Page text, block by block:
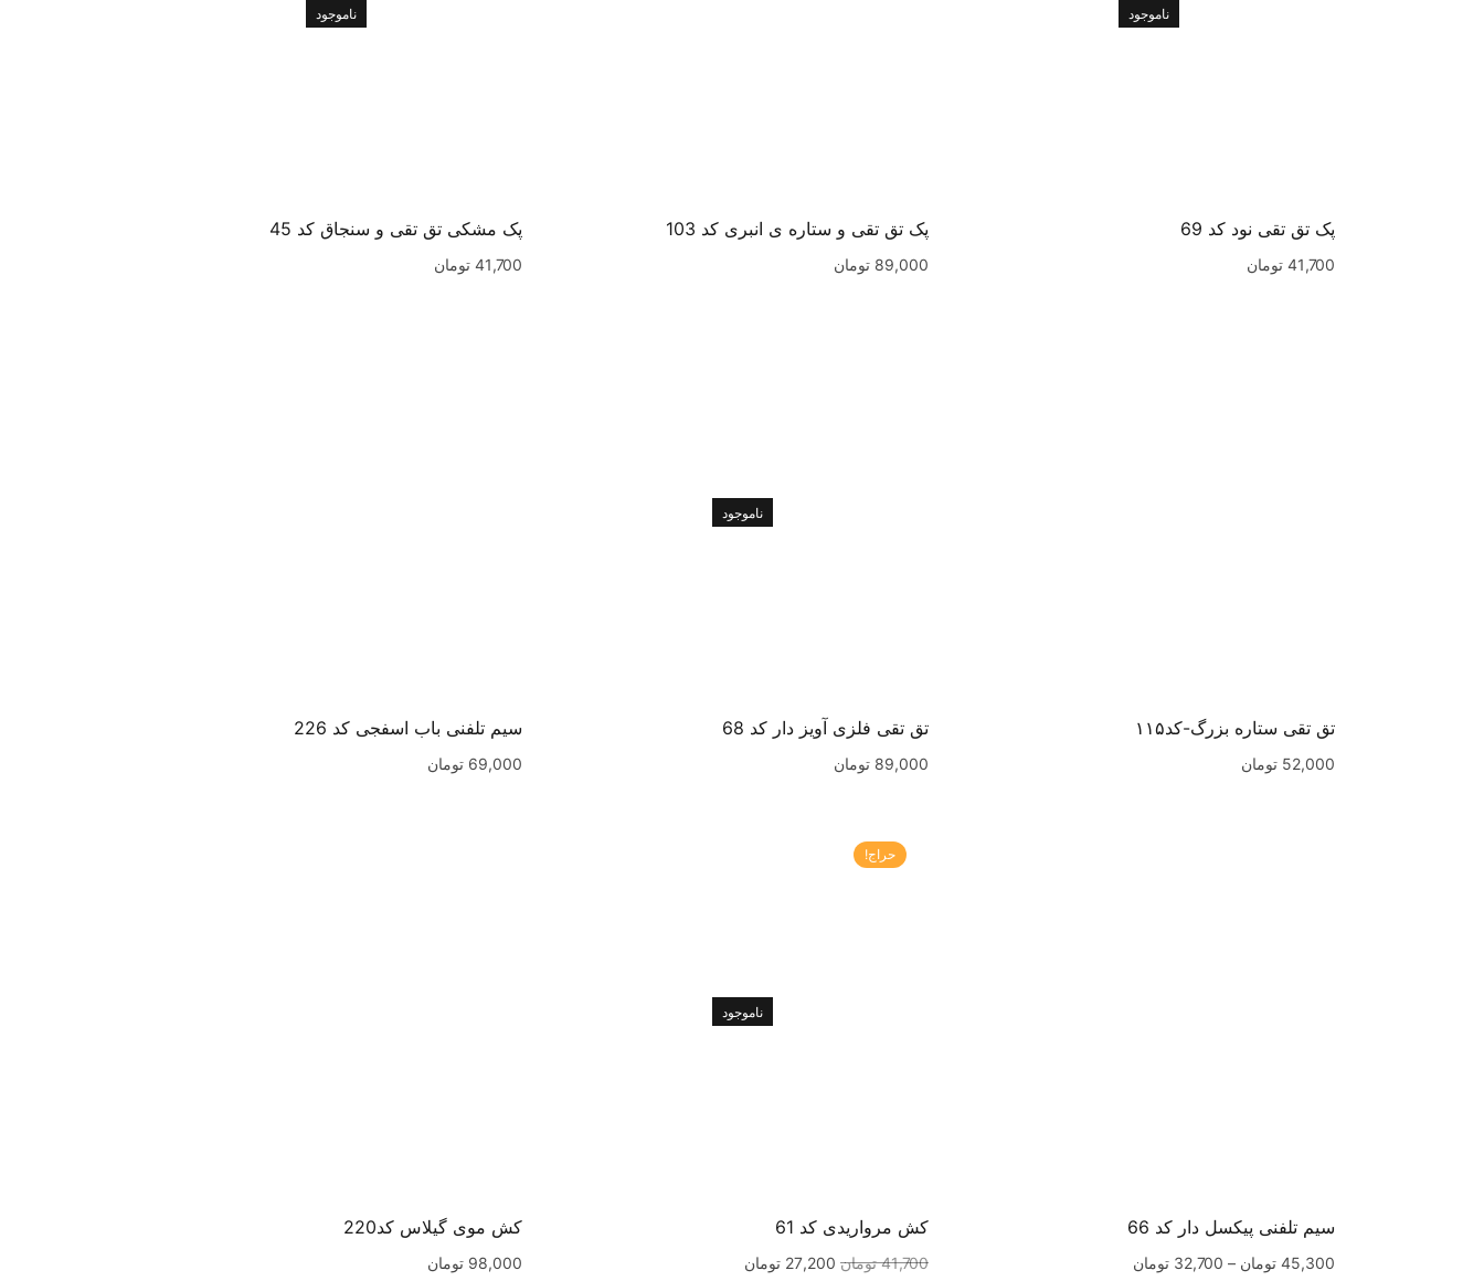
ناموجود
پک تق تقی نود کد 69
41,700 تومان
پک تق تقی و ستاره ی انبری کد 103
89,000 تومان
ناموجود
پک مشکی تق تقی و سنجاق کد 45
41,700 تومان
تق تقی ستاره بزرگ-کد۱۱۵
52,000 تومان
ناموجود
تق تقی فلزی آویز دار کد 68
89,000 تومان
سیم تلفنی باب اسفجی کد 226
69,000 تومان
سیم تلفنی پیکسل دار کد 66
45,300 تومان –
32,700 تومان
حراج!
ناموجود
کش مرواریدی کد 61
41,700 تومان 27,200 تومان
کش موی گیلاس کد220
98,000 تومان